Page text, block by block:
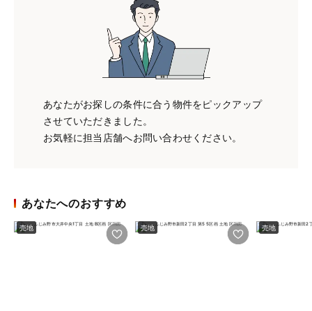
あなたがお探しの条件に合う物件をピックアップ
させていただきました。
お気軽に担当店舗へお問い合わせください。
あなたへのおすすめ
売地 売地 売地